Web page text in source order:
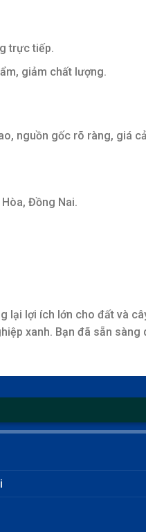
trực tiếp.
giảm chất lượng.
nguồn gốc rõ ràng, giá
Hòa, Đồng Nai.
lại lợi ích lớn cho đất và
xanh. Bạn đã sẵn